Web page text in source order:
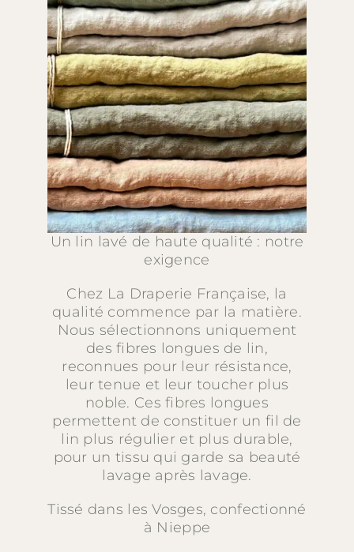
Un lin lavé de haute qualité : notre
exigence
Chez La Draperie Française, la
qualité commence par la matière.
Nous sélectionnons uniquement
des fibres longues de lin,
reconnues pour leur résistance,
leur tenue et leur toucher plus
noble. Ces fibres longues
permettent de constituer un fil de
lin plus régulier et plus durable,
pour un tissu qui garde sa beauté
lavage après lavage.
Tissé dans les Vosges, confectionné
à Nieppe